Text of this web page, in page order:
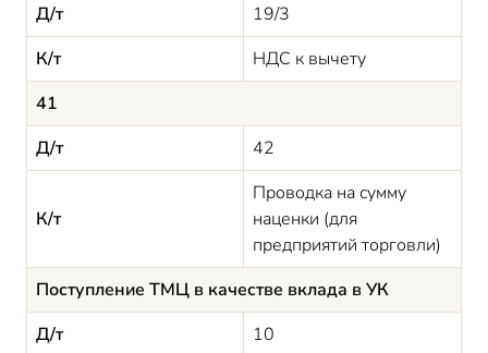
Д/т
19/3
К/т
НДС к вычету
41
Д/т
42
К/т
Проводка на сумму
наценки (для
предприятий торговли)
Поступление ТМЦ в качестве вклада в УК
Д/т
10